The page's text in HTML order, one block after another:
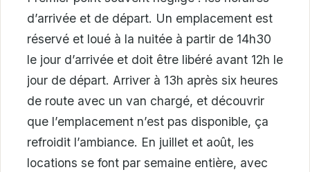
d’arrivée et de départ. Un emplacement est
réservé et loué à la nuitée à partir de 14h30
le jour d’arrivée et doit être libéré avant 12h le
jour de départ. Arriver à 13h après six heures
de route avec un van chargé, et découvrir
que l’emplacement n’est pas disponible, ça
refroidit l’ambiance. En juillet et août, les
locations se font par semaine entière, avec